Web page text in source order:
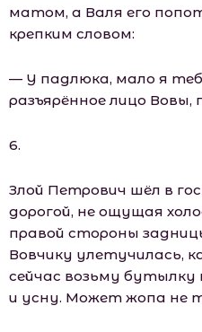
матом, а Валя его
крепким словом:
— У падлюка, мало я
разъярённое лицо Вовы,
6.
Злой Петрович шёл в
дорогой, не ощущая
правой стороны
Вовчику улетучилась,
сейчас возьму бутылку
и усну. Может жопа не